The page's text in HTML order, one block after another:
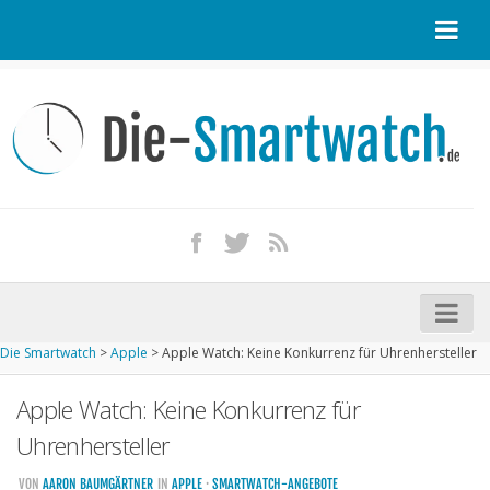
Kontakt / Tipp geben
Impressum
iPhone kaufen
Startseite
Aktuelle Smartwatches im Test
Kommende Smartwatches
Die Smartwatch >Apple >Apple Watch: Keine Konkurrenz für Uhrenhersteller
Apple Watch: Keine Konkurrenz für
Uhrenhersteller
VON AARON BAUMGÄRTNER IN APPLE · SMARTWATCH-ANGEBOTE